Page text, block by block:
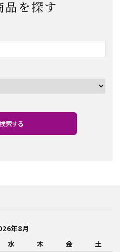
品を探す
検索する
年8月
水 木 金
土